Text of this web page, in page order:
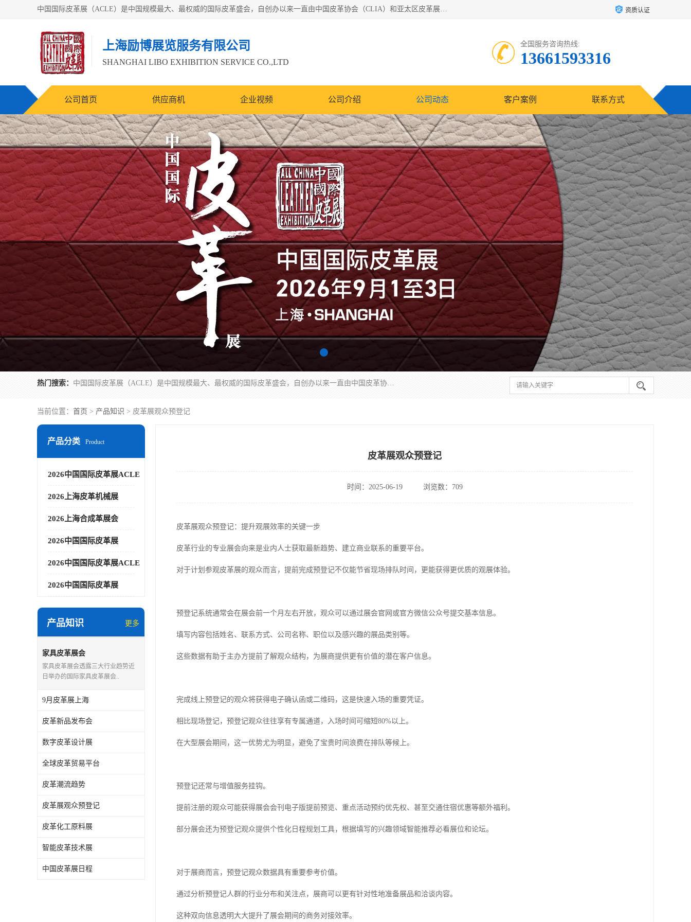
中国国际皮革展（ACLE）是中国规模最大、最权威的国际皮革盛会，自创办以来一直由中国皮革协会（CLIA）和亚太区皮革展有限公司（APLF）共同举办 资质认证
上海励博展览服务有限公司
SHANGHAI LIBO EXHIBITION SERVICE CO.,LTD
全国服务咨询热线:
13661593316
公司首页 供应商机 企业视频 公司介绍 公司动态 客户案例 联系方式
热门搜索： 中国国际皮革展（ACLE）是中国规模最大、最权威的国际皮革盛会，自创办以来一直由中国皮革协会（CLIA）和亚太区皮革展有限公司（APLF）共同举办
当前位置： 首页 > 产品知识 > 皮革展观众预登记
产品分类 Product
2026中国国际皮革展ACLE
2026上海皮革机械展
2026上海合成革展会
2026中国国际皮革展
2026中国国际皮革展ACLE
2026中国国际皮革展
产品知识 更多
家具皮革展会
家具皮革展会透露三大行业趋势近
日举办的国际家具皮革展会..
9月皮革展上海
皮革新品发布会
数字皮革设计展
全球皮革贸易平台
皮革潮流趋势
皮革展观众预登记
皮革化工原料展
智能皮革技术展
中国皮革展日程
皮革展观众预登记
时间：2025-06-19 浏览数：709
皮革展观众预登记：提升观展效率的关键一步
皮革行业的专业展会向来是业内人士获取最新趋势、建立商业联系的重要平台。
对于计划参观皮革展的观众而言，提前完成预登记不仅能节省现场排队时间，更能获得更优质的观展体验。
预登记系统通常会在展会前一个月左右开放，观众可以通过展会官网或官方微信公众号提交基本信息。
填写内容包括姓名、联系方式、公司名称、职位以及感兴趣的展品类别等。
这些数据有助于主办方提前了解观众结构，为展商提供更有价值的潜在客户信息。
完成线上预登记的观众将获得电子确认函或二维码，这是快速入场的重要凭证。
相比现场登记，预登记观众往往享有专属通道，入场时间可缩短80%以上。
在大型展会期间，这一优势尤为明显，避免了宝贵时间浪费在排队等候上。
预登记还常与增值服务挂钩。
提前注册的观众可能获得展会会刊电子版提前预览、重点活动预约优先权、甚至交通住宿优惠等额外福利。
部分展会还为预登记观众提供个性化日程规划工具，根据填写的兴趣领域智能推荐必看展位和论坛。
对于展商而言，预登记观众数据具有重要参考价值。
通过分析预登记人群的行业分布和关注点，展商可以更有针对性地准备展品和洽谈内容。
这种双向信息透明大大提升了展会期间的商务对接效率。